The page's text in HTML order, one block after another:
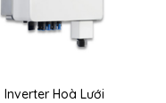
Inverter Hoà Lưới